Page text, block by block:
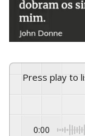
Press play
0:00